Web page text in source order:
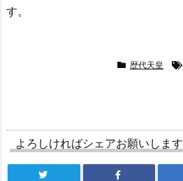
す。
歴代天皇
よろしければシェアお願いします